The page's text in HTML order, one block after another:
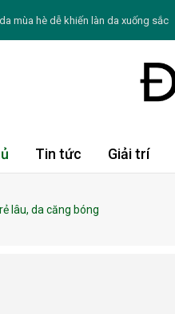
mùa hè dễ khiến làn da xuống sắc
đừng chỉ chạy theo xu hướng
sản: Không ồn ào, ưu tiên những giá
ngày: Chè hạt sen củ năng
Tin tức Giải trí
lâu, da căng bóng